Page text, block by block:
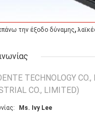
την έξοδο δύναμης,
TECHNOLOGY CO.,
CO., LIMITED)
Ms. Ivy Lee